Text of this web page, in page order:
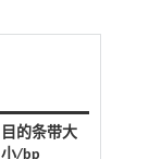
目的条带大
小/bp